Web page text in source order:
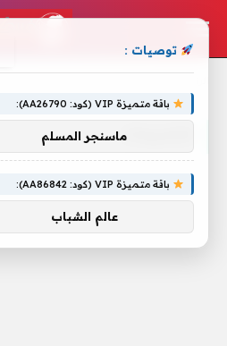
للتدريبات
توصيات :
باقة متميزة VIP (كود: AA26790):
ماسنجر المسلم
باقة متميزة VIP (كود: AA86842):
عالم الشباب